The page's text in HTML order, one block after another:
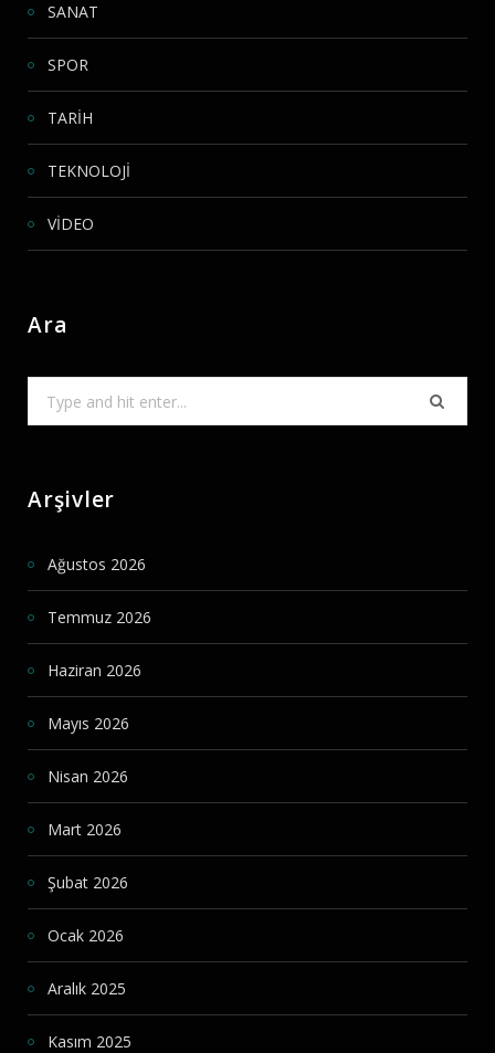
SANAT
SPOR
TARİH
TEKNOLOJİ
VİDEO
Ara
Arşivler
Ağustos 2026
Temmuz 2026
Haziran 2026
Mayıs 2026
Nisan 2026
Mart 2026
Şubat 2026
Ocak 2026
Aralık 2025
Kasım 2025